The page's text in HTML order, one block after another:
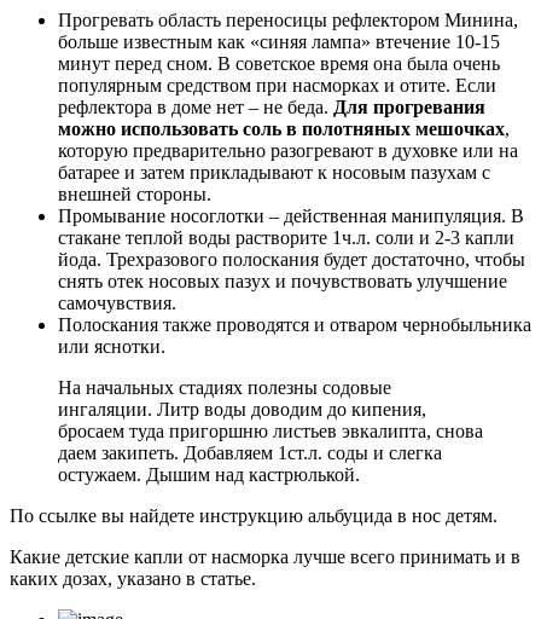
Прогревать область переносицы рефлектором Минина,
больше известным как «синяя лампа» втечение 10-15
минут перед сном. В советское время она была очень
популярным средством при насморках и отите. Если
рефлектора в доме нет – не беда. Для прогревания
можно использовать соль в полотняных мешочках,
которую предварительно разогревают в духовке или на
батарее и затем прикладывают к носовым пазухам с
внешней стороны.
Промывание носоглотки – действенная манипуляция. В
стакане теплой воды растворите 1ч.л. соли и 2-3 капли
йода. Трехразового полоскания будет достаточно, чтобы
снять отек носовых пазух и почувствовать улучшение
самочувствия.
Полоскания также проводятся и отваром чернобыльника
или яснотки.
На начальных стадиях полезны содовые
ингаляции. Литр воды доводим до кипения,
бросаем туда пригоршню листьев эвкалипта, снова
даем закипеть. Добавляем 1ст.л. соды и слегка
остужаем. Дышим над кастрюлькой.
По ссылке вы найдете инструкцию альбуцида в нос детям.
Какие детские капли от насморка лучше всего принимать и в
каких дозах, указано в статье.